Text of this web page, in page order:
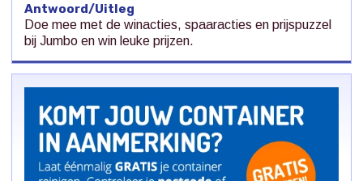
Antwoord/Uitleg
Doe mee met de winacties, spaaracties en prijspuzzel
bij Jumbo en win leuke prijzen.